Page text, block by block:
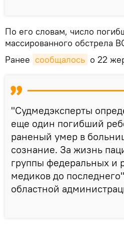
По его словам, число
массированного обстрела
Ранее сообщалось о 22
"Судмедэксперты
еще один погибший
раненый умер в
сознание. За жизнь
группы федеральных и
медиков до
областной